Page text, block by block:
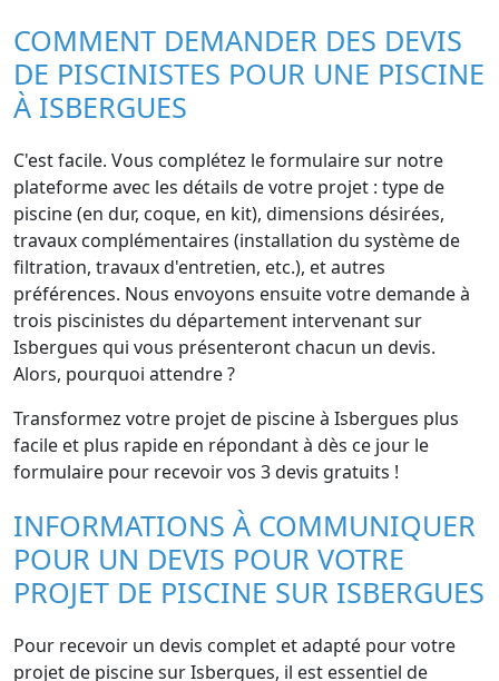
COMMENT DEMANDER DES DEVIS
DE PISCINISTES POUR UNE PISCINE
À ISBERGUES
C'est facile. Vous complétez le formulaire sur notre
plateforme avec les détails de votre projet : type de
piscine (en dur, coque, en kit), dimensions désirées,
travaux complémentaires (installation du système de
filtration, travaux d'entretien, etc.), et autres
préférences. Nous envoyons ensuite votre demande à
trois piscinistes du département intervenant sur
Isbergues qui vous présenteront chacun un devis.
Alors, pourquoi attendre ?
Transformez votre projet de piscine à Isbergues plus
facile et plus rapide en répondant à dès ce jour le
formulaire pour recevoir vos 3 devis gratuits !
INFORMATIONS À COMMUNIQUER
POUR UN DEVIS POUR VOTRE
PROJET DE PISCINE SUR ISBERGUES
Pour recevoir un devis complet et adapté pour votre
projet de piscine sur Isbergues, il est essentiel de